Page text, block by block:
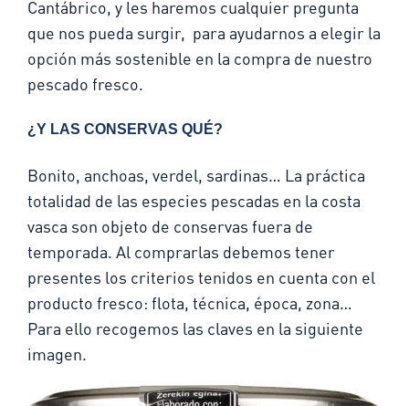
Cantábrico, y les haremos cualquier pregunta
que nos pueda surgir, para ayudarnos a elegir la
opción más sostenible en la compra de nuestro
pescado fresco.
¿Y LAS CONSERVAS QUÉ?
Bonito, anchoas, verdel, sardinas… La práctica
totalidad de las especies pescadas en la costa
vasca son objeto de conservas fuera de
temporada. Al comprarlas debemos tener
presentes los criterios tenidos en cuenta con el
producto fresco: flota, técnica, época, zona…
Para ello recogemos las claves en la siguiente
imagen.